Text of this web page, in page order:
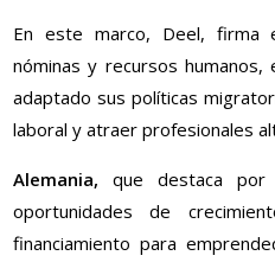
En este marco, Deel, firma
nóminas y recursos
adaptado sus políticas
laboral y atraer profesionales
Alemania, que destaca
oportunidades de
financiamiento para